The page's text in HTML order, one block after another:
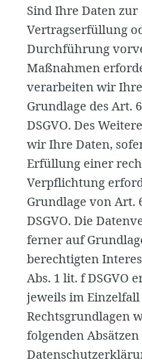
Sind Ihre Daten zur
Vertragserfüllung
Durchführung
Maßnahmen
verarbeiten wir
Grundlage des Art.
DSGVO. Des
wir Ihre Daten,
Erfüllung einer
Verpflichtung
Grundlage von Art.
DSGVO. Die
ferner auf
berechtigten
Abs. 1 lit. f DSGVO
jeweils im
Rechtsgrundlagen
folgenden